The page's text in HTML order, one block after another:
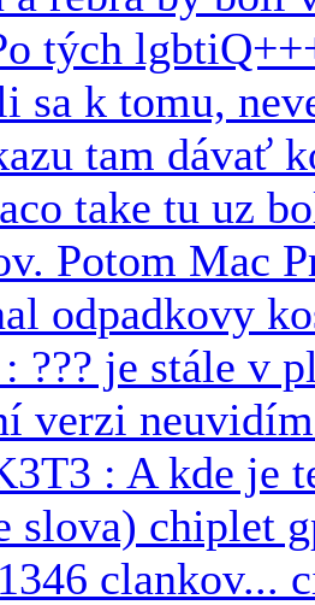
tých
sa k tomu,
tam dávať
take tu uz
Potom Mac
odpadkovy
??? je stále v
verzi
: A kde je
slova) chiplet
clankov...